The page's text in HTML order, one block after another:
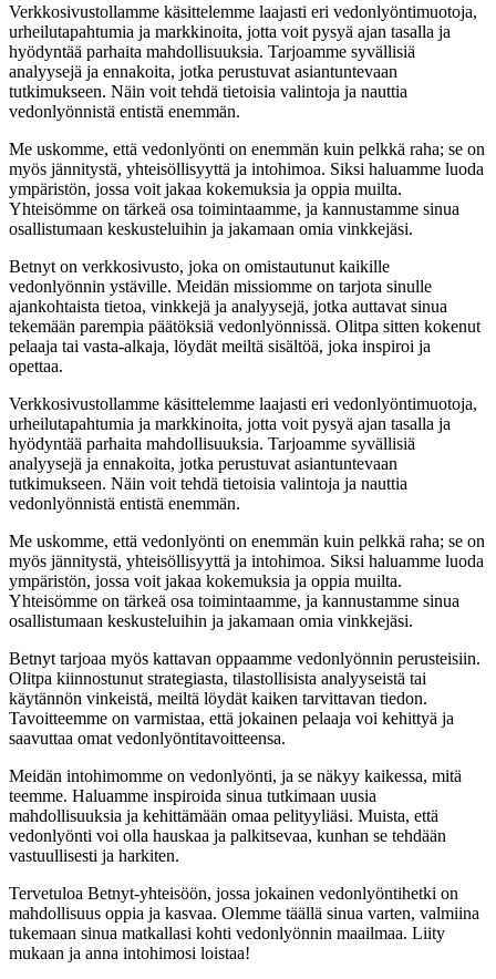
Verkkosivustollamme käsittelemme laajasti eri vedonlyöntimuotoja,
urheilutapahtumia ja markkinoita, jotta voit pysyä ajan tasalla ja
hyödyntää parhaita mahdollisuuksia. Tarjoamme syvällisiä
analyysejä ja ennakoita, jotka perustuvat asiantuntevaan
tutkimukseen. Näin voit tehdä tietoisia valintoja ja nauttia
vedonlyönnistä entistä enemmän.
Me uskomme, että vedonlyönti on enemmän kuin pelkkä raha; se on
myös jännitystä, yhteisöllisyyttä ja intohimoa. Siksi haluamme luoda
ympäristön, jossa voit jakaa kokemuksia ja oppia muilta.
Yhteisömme on tärkeä osa toimintaamme, ja kannustamme sinua
osallistumaan keskusteluihin ja jakamaan omia vinkkejäsi.
Betnyt on verkkosivusto, joka on omistautunut kaikille
vedonlyönnin ystäville. Meidän missiomme on tarjota sinulle
ajankohtaista tietoa, vinkkejä ja analyysejä, jotka auttavat sinua
tekemään parempia päätöksiä vedonlyönnissä. Olitpa sitten kokenut
pelaaja tai vasta-alkaja, löydät meiltä sisältöä, joka inspiroi ja
opettaa.
Verkkosivustollamme käsittelemme laajasti eri vedonlyöntimuotoja,
urheilutapahtumia ja markkinoita, jotta voit pysyä ajan tasalla ja
hyödyntää parhaita mahdollisuuksia. Tarjoamme syvällisiä
analyysejä ja ennakoita, jotka perustuvat asiantuntevaan
tutkimukseen. Näin voit tehdä tietoisia valintoja ja nauttia
vedonlyönnistä entistä enemmän.
Me uskomme, että vedonlyönti on enemmän kuin pelkkä raha; se on
myös jännitystä, yhteisöllisyyttä ja intohimoa. Siksi haluamme luoda
ympäristön, jossa voit jakaa kokemuksia ja oppia muilta.
Yhteisömme on tärkeä osa toimintaamme, ja kannustamme sinua
osallistumaan keskusteluihin ja jakamaan omia vinkkejäsi.
Betnyt tarjoaa myös kattavan oppaamme vedonlyönnin perusteisiin.
Olitpa kiinnostunut strategiasta, tilastollisista analyyseistä tai
käytännön vinkeistä, meiltä löydät kaiken tarvittavan tiedon.
Tavoitteemme on varmistaa, että jokainen pelaaja voi kehittyä ja
saavuttaa omat vedonlyöntitavoitteensa.
Meidän intohimomme on vedonlyönti, ja se näkyy kaikessa, mitä
teemme. Haluamme inspiroida sinua tutkimaan uusia
mahdollisuuksia ja kehittämään omaa pelityyliäsi. Muista, että
vedonlyönti voi olla hauskaa ja palkitsevaa, kunhan se tehdään
vastuullisesti ja harkiten.
Tervetuloa Betnyt-yhteisöön, jossa jokainen vedonlyöntihetki on
mahdollisuus oppia ja kasvaa. Olemme täällä sinua varten, valmiina
tukemaan sinua matkallasi kohti vedonlyönnin maailmaa. Liity
mukaan ja anna intohimosi loistaa!